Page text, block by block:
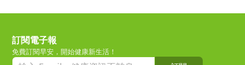
訂閱電子報
免費訂閱早安，開始健康新生活！